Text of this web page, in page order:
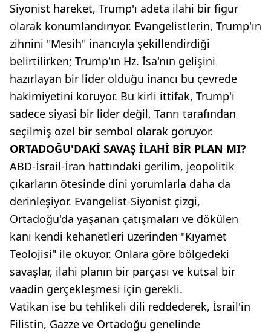
Siyonist hareket, Trump'ı adeta ilahi bir figür
olarak konumlandırıyor. Evangelistlerin, Trump'ın
zihnini "Mesih" inancıyla şekillendirdiği
belirtilirken; Trump'ın Hz. İsa'nın gelişini
hazırlayan bir lider olduğu inancı bu çevrede
hakimiyetini koruyor. Bu kirli ittifak, Trump'ı
sadece siyasi bir lider değil, Tanrı tarafından
seçilmiş özel bir sembol olarak görüyor.
ORTADOĞU'DAKİ SAVAŞ İLAHİ BİR PLAN MI?
ABD-İsrail-İran hattındaki gerilim, jeopolitik
çıkarların ötesinde dini yorumlarla daha da
derinleşiyor. Evangelist-Siyonist çizgi,
Ortadoğu'da yaşanan çatışmaları ve dökülen
kanı kendi kehanetleri üzerinden "Kıyamet
Teolojisi" ile okuyor. Onlara göre bölgedeki
savaşlar, ilahi planın bir parçası ve kutsal bir
vaadin gerçekleşmesi için gerekli.
Vatikan ise bu tehlikeli dili reddederek, İsrail'in
Filistin, Gazze ve Ortadoğu genelinde